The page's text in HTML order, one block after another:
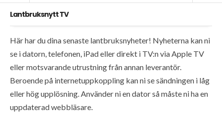
Lantbruksnytt TV
Här har du dina senaste lantbruksnyheter! Nyheterna kan ni
se i datorn, telefonen, iPad eller direkt i TV:n via Apple TV
eller motsvarande utrustning från annan leverantör.
Beroende på internetuppkoppling kan ni se sändningen i låg
eller hög upplösning. Använder ni en dator så måste ni ha en
uppdaterad webbläsare.